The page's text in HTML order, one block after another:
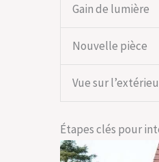
Gain de lumière
Nouvelle pièce
Vue sur
Étapes clés pour